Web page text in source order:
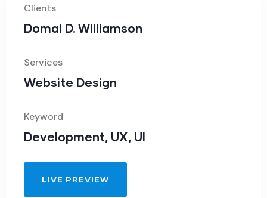
Clients
Domal D. Williamson
Services
Website Design
Keyword
Development, UX, UI
LIVE PREVIEW